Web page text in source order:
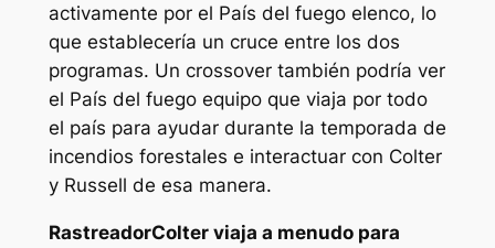
activamente por el País del fuegoelenco, lo
que establecería un cruce entre los dos
programas. Un crossover también podría ver
el País del fuego equipo que viaja por todo
el país para ayudar durante la temporada de
incendios forestales e interactuar con Colter
y Russell de esa manera.
RastreadorColter viaja a menudo para